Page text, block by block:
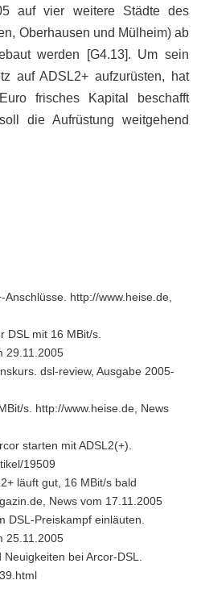
auf vier weitere Städte des
Oberhausen und Mülheim) ab
werden [G4.13]. Um sein
auf ADSL2+ aufzurüsten, hat
frisches Kapital beschafft
die Aufrüstung weitgehend
http://www.heise.de,
DSL mit 16 MBit/s.
29.11.2005
dsl-review, Ausgabe 2005-
s. http://www.heise.de, News
starten mit ADSL2(+).
19509
läuft gut, 16 MBit/s bald
News vom 17.11.2005
DSL-Preiskampf einläuten.
25.11.2005
bei Arcor-DSL.